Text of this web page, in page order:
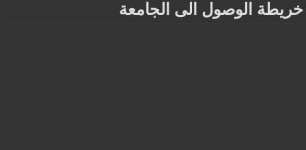
خريطة الوصول الى الجامعة